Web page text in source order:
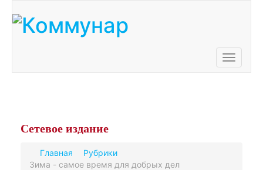
Toggle
Сетевое издание
Главная
Рубрики
Зима - самое время для добрых дел